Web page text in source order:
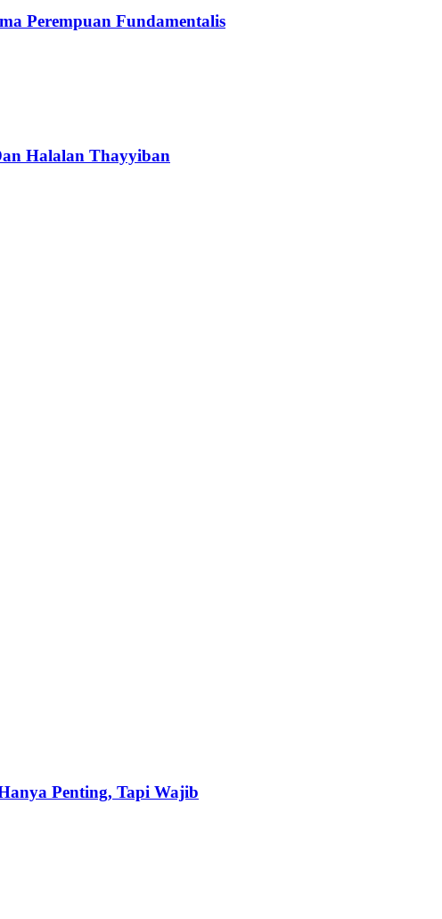
Perempuan Fundamentalis
Halalan Thayyiban
Penting, Tapi Wajib